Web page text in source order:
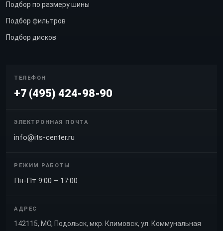
Подбор по размеру шины
Подбор фильтров
Подбор дисков
ТЕЛЕФОН
+7 (495) 424-98-90
ЭЛЕКТРОННАЯ ПОЧТА
info@its-center.ru
РЕЖИМ РАБОТЫ
Пн-Пт 9:00 – 17:00
АДРЕС
142115, МО, Подольск, мкр. Климовск, ул. Коммунальная